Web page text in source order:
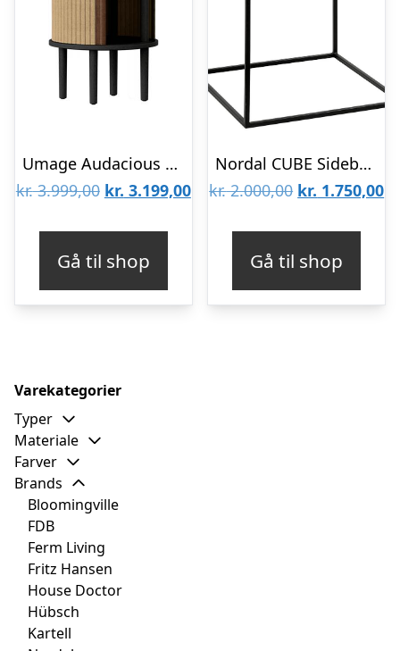
Umage Audacious sidebord – Sort eg : Erling Christensen Møbler
kr.3.999,00 Den
var:
kr. 3.999,00.
kr. 3.199,00Den
kr. 3.199,00.
Gå til shop
Nordal CUBE Sidebord m/Marmor Sort/Hvid – 55
kr.2.000,00 Den
var:
kr. 2.000,00.
kr. 1.750,00
Gå til shop
Varekategorier
Typer
Materiale
Farver
Brands
Bloomingville
FDB
Ferm Living
Fritz Hansen
House Doctor
Hübsch
Kartell